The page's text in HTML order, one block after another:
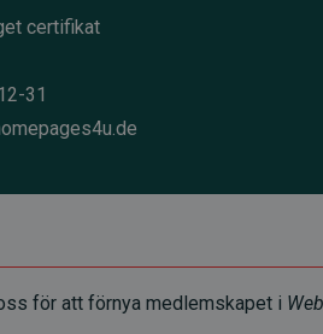
certifikat
31
för att förnya medlemskapet i